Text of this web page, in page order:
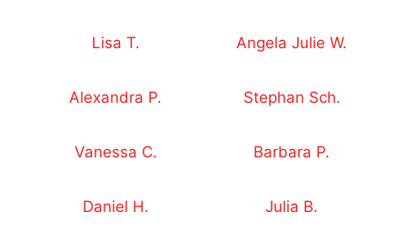
Lisa T. Angela Julie W.
Alexandra P. Stephan Sch.
Vanessa C. Barbara P.
Daniel H. Julia B.